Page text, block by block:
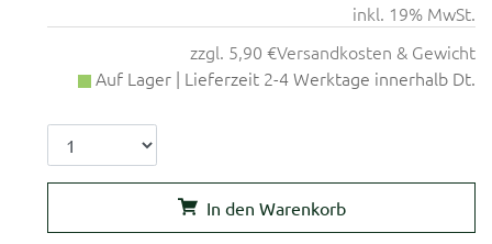
inkl. 19% MwSt.
zzgl. 5,90 €Versandkosten & Gewicht
Auf Lager | Lieferzeit 2-4 Werktage innerhalb Dt.
In den Warenkorb